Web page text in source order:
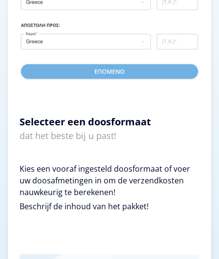
Selecteer een doosformaat
dat het beste bij u past!
Kies een vooraf ingesteld doosformaat of voer
uw doosafmetingen in om de verzendkosten
nauwkeurig te berekenen!
Beschrijf de inhoud van het pakket!